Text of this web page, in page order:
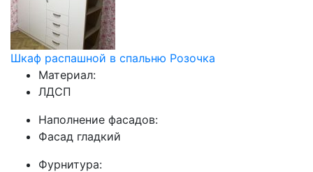
Шкаф распашной в спальню Розочка
Материал:
ЛДСП
Наполнение фасадов:
Фасад гладкий
Фурнитура: